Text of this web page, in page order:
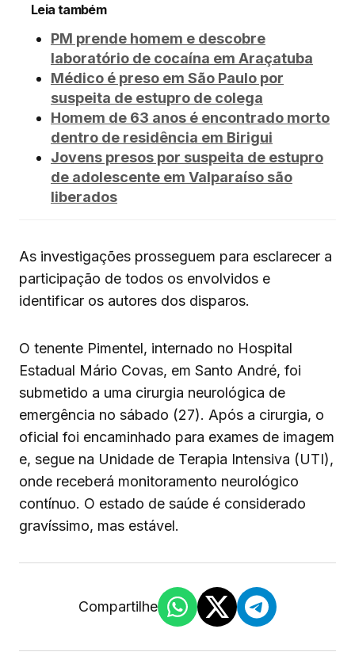
Leia também
PM prende homem e descobre
laboratório de cocaína em Araçatuba
Médico é preso em São Paulo por
suspeita de estupro de colega
Homem de 63 anos é encontrado morto
dentro de residência em Birigui
Jovens presos por suspeita de estupro
de adolescente em Valparaíso são
liberados
As investigações prosseguem para esclarecer a
participação de todos os envolvidos e
identificar os autores dos disparos.
O tenente Pimentel, internado no Hospital
Estadual Mário Covas, em Santo André, foi
submetido a uma cirurgia neurológica de
emergência no sábado (27). Após a cirurgia, o
oficial foi encaminhado para exames de imagem
e, segue na Unidade de Terapia Intensiva (UTI),
onde receberá monitoramento neurológico
contínuo. O estado de saúde é considerado
gravíssimo, mas estável.
Compartilhe